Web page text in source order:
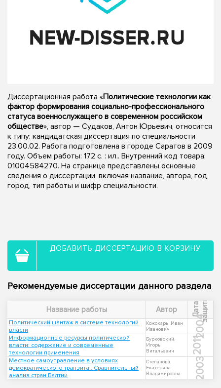
Диссертационная работа «Политические технологии как
фактор формирования социально-профессионального
статуса военнослужащего в современном российском
обществе», автор — Судаков, Антон Юрьевич, относится
к типу: кандидатская диссертация по специальности
23.00.02. Работа подготовлена в городе Саратов в 2009
году. Объем работы: 172 с. : ил.. Внутренний код товара:
01004584270. На странице представлены основные
сведения о диссертации, включая название, автора, год,
город, тип работы и шифр специальности.
ДОБАВИТЬ ДИССЕРТАЦИЮ В КОРЗИНУ
Рекомендуемые диссертации данного раздела
Название работы Автор Д
а
т
а
з
а
щ
и
ты
Политический шантаж в системе технологий
власти
Кожокарь, Иван
Иванович
2004
Информационные ресурсы политической
власти: содержание и современные
технологии применения
Бурковский,
Игорь
Витальевич
2011
Местное самоуправление в условиях
демократического транзита : Сравнительный
анализ стран Балтии
Степанова,
Екатерина
Владимировна
2003